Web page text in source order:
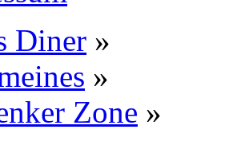
Diner »
»
Zone »